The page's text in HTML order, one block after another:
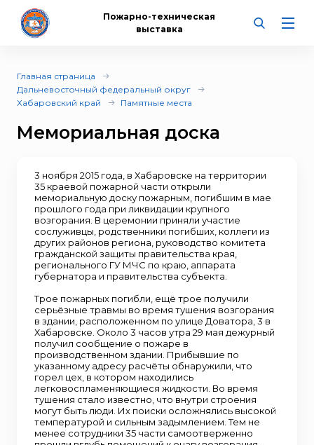
Пожарно-техническая
выставка
Главная страница
Дальневосточный федеральный округ
Хабаровский край
Памятные места
Мемориальная доска
3 ноября 2015 года, в Хабаровске на территории
35 краевой пожарной части открыли
мемориальную доску пожарным, погибшим в мае
прошлого года при ликвидации крупного
возгорания. В церемонии приняли участие
сослуживцы, родственники погибших, коллеги из
других районов региона, руководство комитета
гражданской защиты правительства края,
регионального ГУ МЧС по краю, аппарата
губернатора и правительства субъекта.
Трое пожарных погибли, ещё трое получили
серьёзные травмы во время тушения возгорания
в здании, расположенном по улице Доватора, 3 в
Хабаровске. Около 3 часов утра 29 мая дежурный
получил сообщение о пожаре в
производственном здании. Прибывшие по
указанному адресу расчёты обнаружили, что
горел цех, в котором находились
легковоспламеняющиеся жидкости. Во время
тушения стало известно, что внутри строения
могут быть люди. Их поиски осложнялись высокой
температурой и сильным задымлением. Тем не
менее сотрудники 35 части самоотверженно